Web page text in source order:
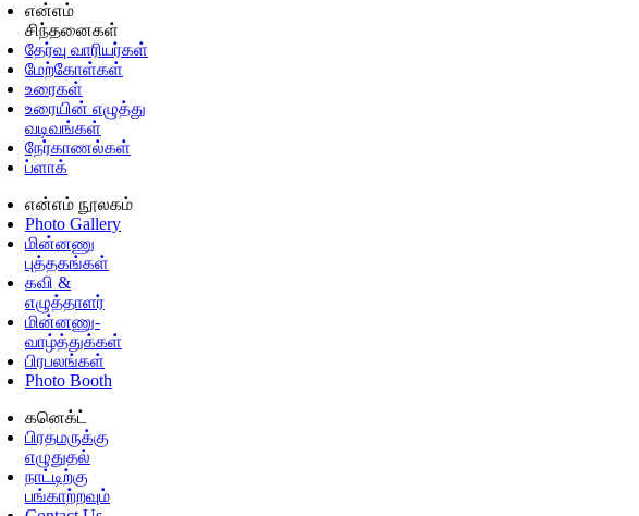
என்எம்
சிந்தனைகள்
தேர்வு வாரியர்கள்
மேற்கோள்கள்
உரைகள்
உரையின் எழுத்து
வடிவங்கள்
நேர்காணல்கள்
ப்ளாக்
என்எம் நூலகம்
Photo Gallery
மின்னணு
புத்தகங்கள்
கவி &
எழுத்தாளர்
மின்னணு-
வாழ்த்துக்கள்
பிரபலங்கள்
Photo Booth
கனெக்ட்
பிரதமருக்கு
எழுதுதல்
நாட்டிற்கு
பங்காற்றவும்